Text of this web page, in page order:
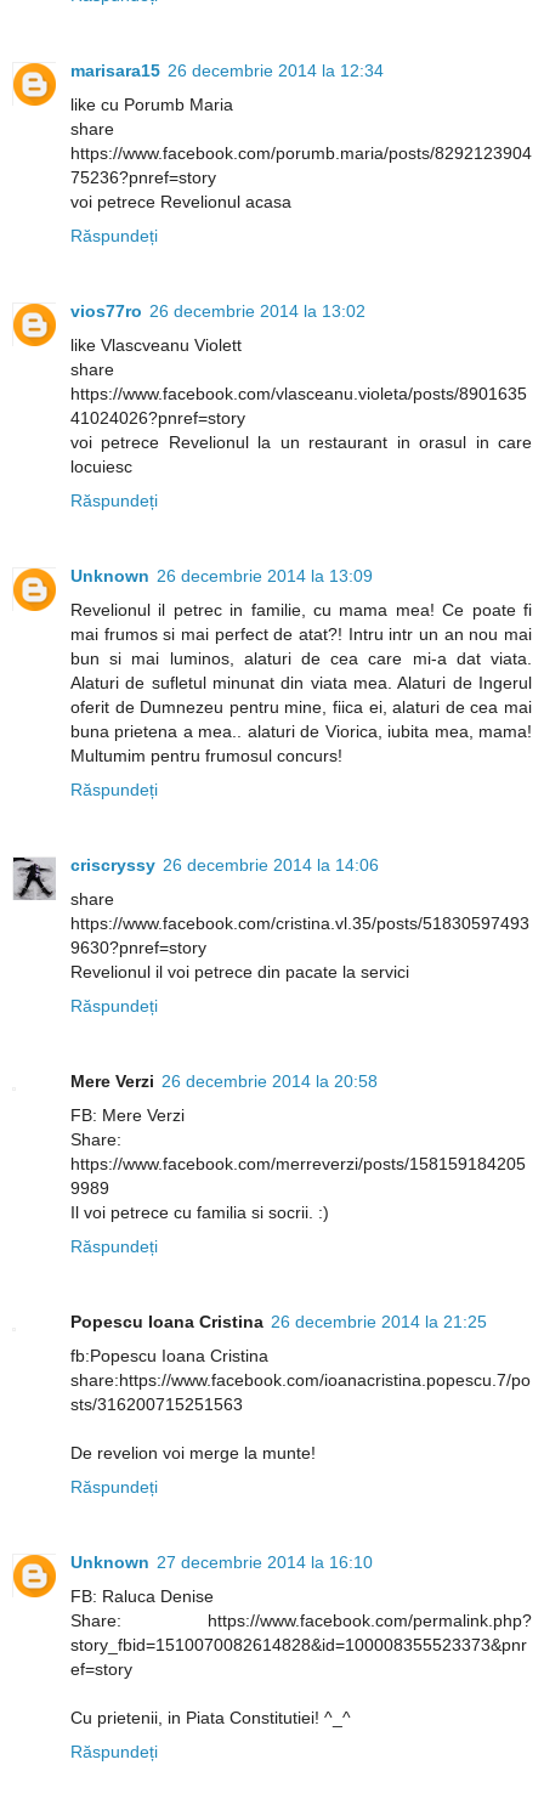
marisara15 26 decembrie 2014 la 12:34
like cu Porumb Maria
share
https://www.facebook.com/porumb.maria/posts/8292123904
75236?pnref=story
voi petrece Revelionul acasa
Răspundeți
vios77ro 26 decembrie 2014 la 13:02
like Vlascveanu Violett
share
https://www.facebook.com/vlasceanu.violeta/posts/8901635
41024026?pnref=story
voi petrece Revelionul la un restaurant in orasul in care
locuiesc
Răspundeți
Unknown 26 decembrie 2014 la 13:09
Revelionul il petrec in familie, cu mama mea! Ce poate fi
mai frumos si mai perfect de atat?! Intru intr un an nou mai
bun si mai luminos, alaturi de cea care mi-a dat viata.
Alaturi de sufletul minunat din viata mea. Alaturi de Ingerul
oferit de Dumnezeu pentru mine, fiica ei, alaturi de cea mai
buna prietena a mea.. alaturi de Viorica, iubita mea, mama!
Multumim pentru frumosul concurs!
Răspundeți
criscryssy 26 decembrie 2014 la 14:06
share
https://www.facebook.com/cristina.vl.35/posts/51830597493
9630?pnref=story
Revelionul il voi petrece din pacate la servici
Răspundeți
Mere Verzi 26 decembrie 2014 la 20:58
FB: Mere Verzi
Share:
https://www.facebook.com/merreverzi/posts/158159184205
9989
Il voi petrece cu familia si socrii. :)
Răspundeți
Popescu Ioana Cristina 26 decembrie 2014 la 21:25
fb:Popescu Ioana Cristina
share:https://www.facebook.com/ioanacristina.popescu.7/po
sts/316200715251563
De revelion voi merge la munte!
Răspundeți
Unknown 27 decembrie 2014 la 16:10
FB: Raluca Denise
Share: https://www.facebook.com/permalink.php?
story_fbid=1510070082614828&id=100008355523373&pnr
ef=story
Cu prietenii, in Piata Constitutiei! ^_^
Răspundeți